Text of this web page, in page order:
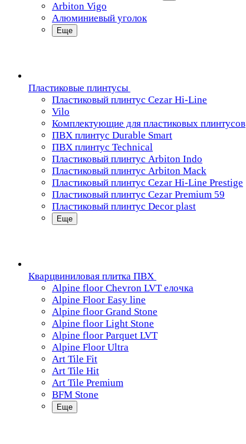
Arbiton Vigo
Алюминиевый уголок
Еще
Пластиковые плинтусы
Пластиковый плинтус Cezar Hi-Line
Vilo
Комплектующие для пластиковых плинтусов
ПВХ плинтус Durable Smart
ПВХ плинтус Technical
Пластиковый плинтус Arbiton Indo
Пластиковый плинтус Arbiton Mack
Пластиковый плинтус Cezar Hi-Line Prestige
Пластиковый плинтус Cezar Premium 59
Пластиковый плинтус Decor plast
Еще
Кварцвиниловая плитка ПВХ
Alpine floor Chevron LVT елочка
Alpine Floor Easy line
Alpine floor Grand Stone
Alpine floor Light Stone
Alpine floor Parquet LVT
Alpine Floor Ultra
Art Tile Fit
Art Tile Hit
Art Tile Premium
BFM Stone
Еще